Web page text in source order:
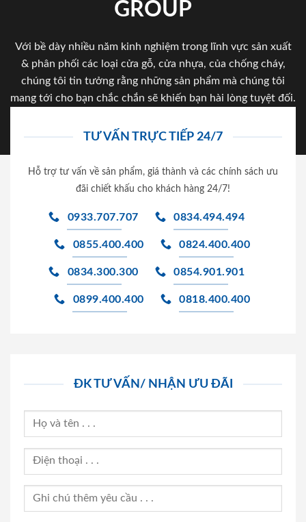
GROUP
Với bề dày nhiều năm kinh nghiệm trong lĩnh vực sản xuất
& phân phối các loại cửa gỗ, cửa nhựa, của chống cháy,
chúng tôi tin tưởng rằng những sản phẩm mà chúng tôi
mang tới cho bạn chắc chắn sẽ khiến bạn hài lòng tuyệt đối.
TƯ VẤN TRỰC TIẾP 24/7
Hỗ trợ tư vấn về sản phẩm, giá thành và các chính sách ưu
đãi chiết khấu cho khách hàng 24/7!
0933.707.707 0834.494.494
0855.400.400 0824.400.400
0834.300.300 0854.901.901
0899.400.400 0818.400.400
ĐK TƯ VẤN/ NHẬN ƯU ĐÃI